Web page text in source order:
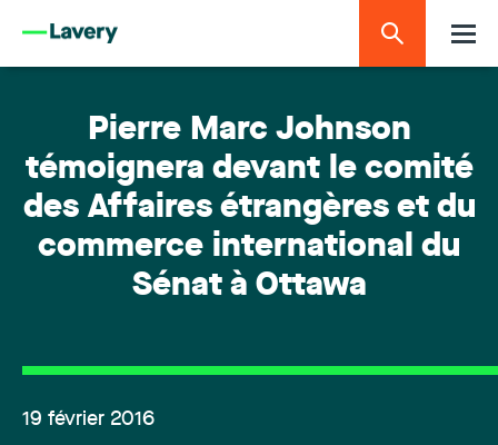
Pierre Marc Johnson
témoignera devant le comité
des Affaires étrangères et du
commerce international du
Sénat à Ottawa
19 février 2016